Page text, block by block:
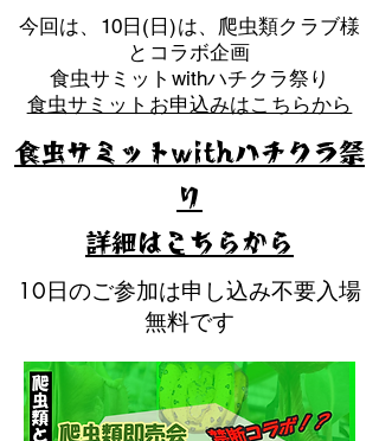
​今回は、10日(日)は、爬虫類クラブ様
とコラボ企画
​食虫サミットwithハチクラ祭り
食虫サミットお申込みはこちらから
10日のご参加は申し込み不要入場
無料です
食虫サミットwithハチクラ祭
り
​詳細はこちらから